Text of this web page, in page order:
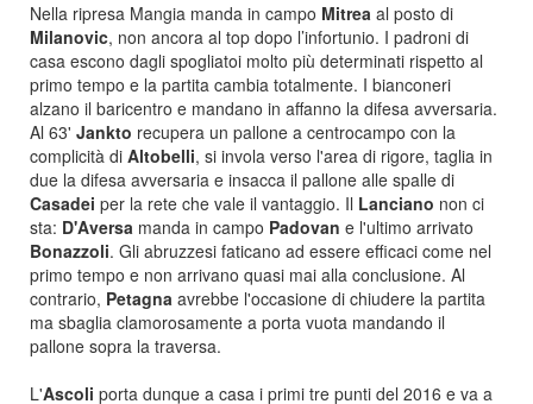
Nella ripresa Mangia manda in campo Mitrea al posto di
Milanovic, non ancora al top dopo l’infortunio. I padroni di
casa escono dagli spogliatoi molto più determinati rispetto al
primo tempo e la partita cambia totalmente. I bianconeri
alzano il baricentro e mandano in affanno la difesa avversaria.
Al 63' Jankto recupera un pallone a centrocampo con la
complicità di Altobelli, si invola verso l'area di rigore, taglia in
due la difesa avversaria e insacca il pallone alle spalle di
Casadei per la rete che vale il vantaggio. Il Lanciano non ci
sta: D'Aversa manda in campo Padovan e l'ultimo arrivato
Bonazzoli. Gli abruzzesi faticano ad essere efficaci come nel
primo tempo e non arrivano quasi mai alla conclusione. Al
contrario, Petagna avrebbe l'occasione di chiudere la partita
ma sbaglia clamorosamente a porta vuota mandando il
pallone sopra la traversa.
L'Ascoli porta dunque a casa i primi tre punti del 2016 e va a